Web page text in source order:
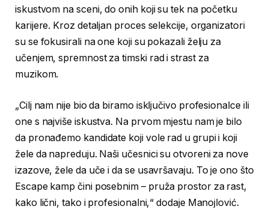
iskustvom na sceni, do onih koji su tek na početku
karijere. Kroz detaljan proces selekcije, organizatori
su se fokusirali na one koji su pokazali želju za
učenjem, spremnost za timski rad i strast za
muzikom.
„Cilj nam nije bio da biramo isključivo profesionalce ili
one s najviše iskustva. Na prvom mjestu nam je bilo
da pronađemo kandidate koji vole rad u grupi i koji
žele da napreduju. Naši učesnici su otvoreni za nove
izazove, žele da uče i da se usavršavaju. To je ono što
Escape kamp čini posebnim – pruža prostor za rast,
kako lični, tako i profesionalni,“ dodaje Manojlović.